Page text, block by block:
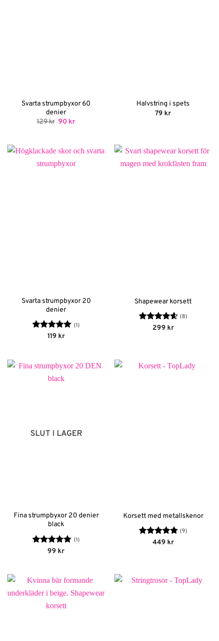
Svarta strumpbyxor 60
denier
129kr Det
129 kr.
90 krDet
90 kr.
Halvstring i spets
79 kr
Svarta strumpbyxor 20
denier
Betygsatt
(1)
119 kr
Shapewear korsett
Betygsatt
(8)
299 kr
SLUT I LAGER
Fina strumpbyxor 20 denier
black
Betygsatt
(1)
99 kr
Korsett med metallskenor
Betygsatt
(9)
449 kr